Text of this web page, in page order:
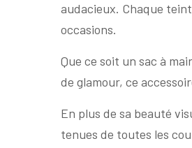
audacieux. Chaque
occasions.
Que ce soit un sac à
de glamour, ce
En plus de sa beauté
tenues de toutes les